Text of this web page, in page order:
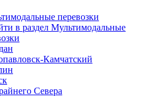
перевозки
в раздел Мультимодальные
Камчатский
Севера